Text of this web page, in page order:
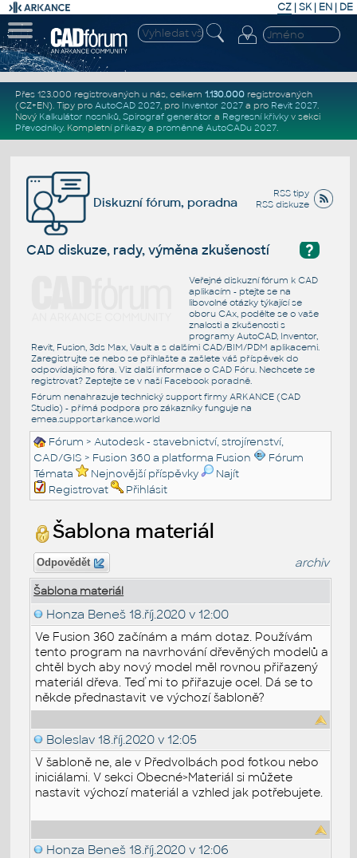
CZ | SK| EN | DE
Přes 123.000 registrovaných u nás, celkem 1.130.000registrovaných
(CZ+EN). Tipy pro AutoCAD 2027, pro Inventor 2027a pro Revit 2027.
Nový Kalkulátor nosníků, Spirograf generátor a Regresní křivkyv sekci
Převodníky. Kompletní příkazya proměnné AutoCADu 2027.
RSS tipy
RSS diskuze
Diskuzní fórum, poradna
?
CAD diskuze, rady, výměna zkušeností
Veřejné diskuzní fórum k CAD
aplikacím - ptejte se na
libovolné otázky týkající se
oboru CAx, podělte se o vaše
znalosti a zkušenosti s
programy AutoCAD, Inventor,
Revit, Fusion, 3ds Max, Vault a s dalšími CAD/BIM/PDM aplikacemi.
Zaregistrujte se nebo se přihlašte a zašlete váš příspěvek do
odpovídajícího fóra. Viz další informace o CAD Fóru. Nechcete se
registrovat? Zeptejte se v naší Facebook poradně.
Fórum nenahrazuje technický support firmy ARKANCE (CAD
Studio) - přímá podpora pro zákazníky funguje na
emea.support.arkance.world
Fórum >Autodesk - stavebnictví, strojírenství,
CAD/GIS > Fusion 360 a platforma Fusion
Fórum
Témata
Nejnovější příspěvky
Najít
Registrovat
Přihlásit
Šablona materiál
Odpovědět archiv
Šablona materiál
Honza Beneš 18.říj.2020 v 12:00
Ve Fusion 360 začínám a mám dotaz. Používám
tento program na navrhování dřevěných modelů a
chtěl bych aby nový model měl rovnou přiřazený
materiál dřeva. Teď mi to přiřazuje ocel. Dá se to
někde přednastavit ve výchozí šabloně?
Boleslav 18.říj.2020 v 12:05
V šabloně ne, ale v Předvolbách pod fotkou nebo
iniciálami. V sekci Obecné>Materiál si můžete
nastavit výchozí materiál a vzhled jak potřebujete.
Honza Beneš 18.říj.2020 v 12:06